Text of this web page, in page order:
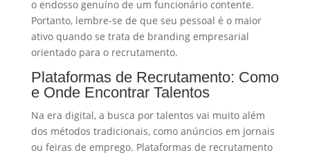
o endosso genuíno de um funcionário contente.
Portanto, lembre-se de que seu pessoal é o maior
ativo quando se trata de branding empresarial
orientado para o recrutamento.
Plataformas de Recrutamento: Como
e Onde Encontrar Talentos
Na era digital, a busca por talentos vai muito além
dos métodos tradicionais, como anúncios em jornais
ou feiras de emprego. Plataformas de recrutamento